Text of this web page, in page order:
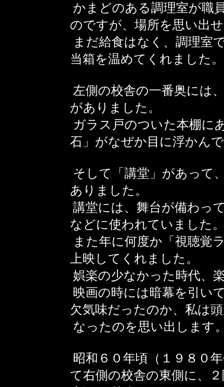
かまどのある調理室が職
のですが、場所を思い出
まだ給食はなく、調理室
当箱を温めてくれました。
左側の校舎の一番奥には
がありました。
ガラス戸のついた本棚に
石」がなぜか目に浮かん
そして「講堂」があって
ありました。
講堂には、舞台が備わっ
などに使われていました
また年に何度か「視聴覚
上映してくれました。
娯楽の少なかった時代、
映画の時には暗幕を引い
欠気味だったのか、私は
なったのを思い出します
昭和６０年頃（１９８０
て右側の校舎の東側に、